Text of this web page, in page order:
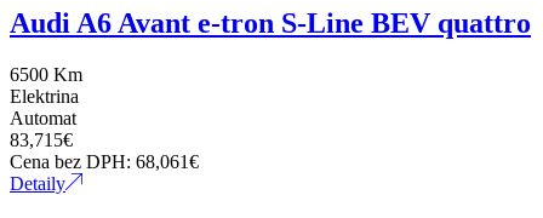
Audi A6 Avant e-tron S-Line BEV quattro
6500 Km
Elektrina
Automat
83,715€
Cena bez DPH: 68,061€
Detaily